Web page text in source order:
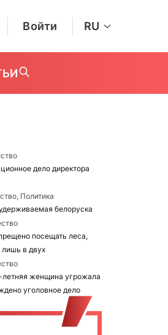
Войти RU
дело директора
Политика
белоруска
посещать леса,
в двух
женщина угрожала
уголовное дело